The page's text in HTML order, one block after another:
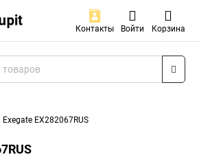
Контакты Войти Корзина
Exegate EX282067RUS